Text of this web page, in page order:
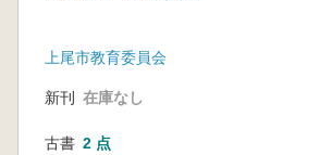
上尾市教育委員会
新刊 在庫なし
古書 2 点